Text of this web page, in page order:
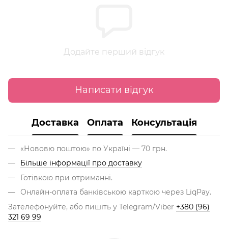
Додайте перший відгук
Написати відгук
Доставка Оплата Консультація
«Нововю поштою» по Україні — 70 грн.
Більше інформації про доставку
Готівкою при отриманні.
Онлайн-оплата банківською карткою через LiqPay.
Зателефонуйте, або пишіть у Telegram/Viber +380 (96)
321 69 99